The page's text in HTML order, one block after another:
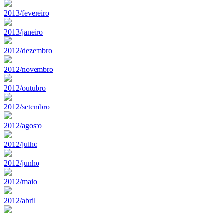
2013/fevereiro
2013/janeiro
2012/dezembro
2012/novembro
2012/outubro
2012/setembro
2012/agosto
2012/julho
2012/junho
2012/maio
2012/abril